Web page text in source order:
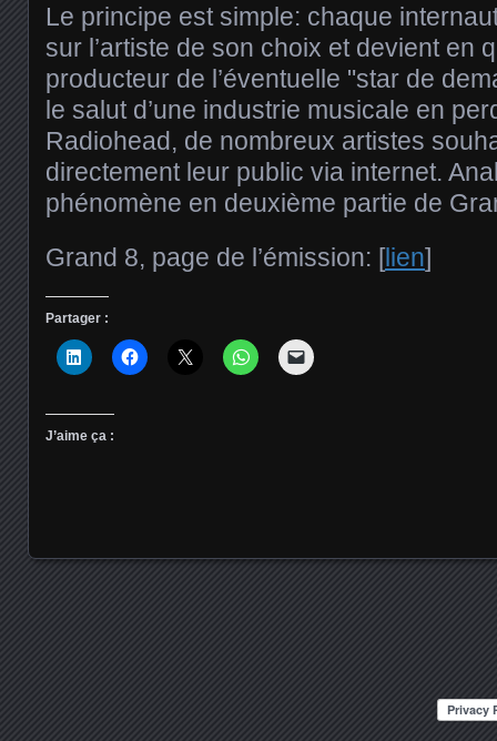
Le principe est simple: chaque
sur l’artiste de son choix et devient en
producteur de l’éventuelle "star de
le salut d’une industrie musicale en
Radiohead, de nombreux artistes
directement leur public via internet.
phénomène en deuxième partie de
Grand 8, page de l’émission: [lien]
Partager :
J’aime ça :